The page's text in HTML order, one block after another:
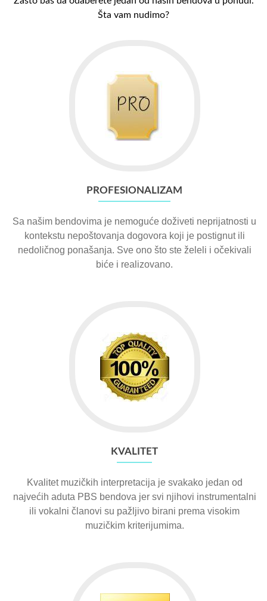
Šta vam nudimo?
PROFESIONALIZAM
Sa našim bendovima je nemoguće doživeti neprijatnosti u
kontekstu nepoštovanja dogovora koji je postignut ili
nedoličnog ponašanja. Sve ono što ste želeli i očekivali
biće i realizovano.
KVALITET
Kvalitet muzičkih interpretacija je svakako jedan od
najvećih aduta PBS bendova jer svi njihovi instrumentalni
ili vokalni članovi su pažljivo birani prema visokim
muzičkim kriterijumima.